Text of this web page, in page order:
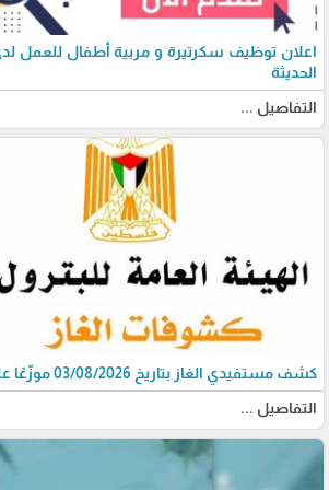
اعلان توظيف سكرتيرة و مربية أطفال للعمل
الحديثة
التفاصيل ...
كشف مستفيدي الغاز بتاريخ 03/08/2026 موزّعًا على جميع المحافظات
التفاصيل ...